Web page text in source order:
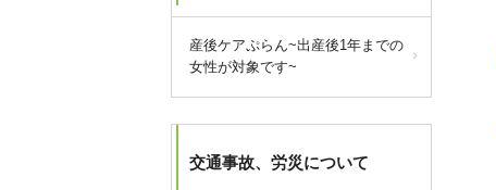
産後ケアぷらん~出産後1年までの
女性が対象です~
交通事故、労災について